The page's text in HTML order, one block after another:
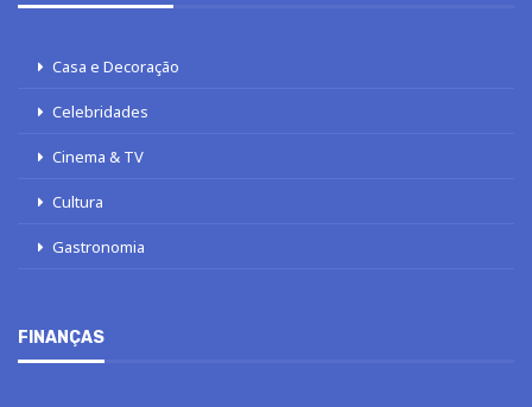
Casa e Decoração
Celebridades
Cinema & TV
Cultura
Gastronomia
FINANÇAS